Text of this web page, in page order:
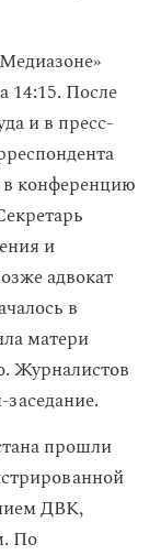
14:15. После
и в пресс-
в конференцию
и
адвокат
в
матери
Журналистов
прошли
ДВК,
По